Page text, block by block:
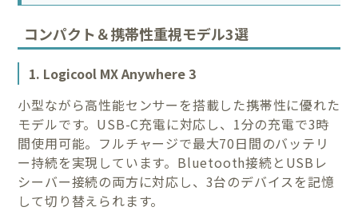
コンパクト＆携帯性重視モデル3選
1. Logicool MX Anywhere 3
小型ながら高性能センサーを搭載した携帯性に優れた
モデルです。USB-C充電に対応し、1分の充電で3時
間使用可能。フルチャージで最大70日間のバッテリ
ー持続を実現しています。Bluetooth接続とUSBレ
シーバー接続の両方に対応し、3台のデバイスを記憶
して切り替えられます。